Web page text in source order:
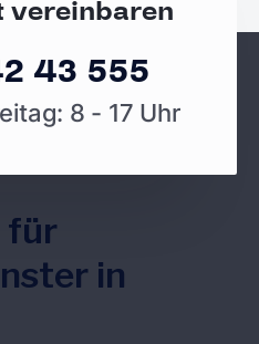
vereinbaren
43 555
8 - 17 Uhr
für
in